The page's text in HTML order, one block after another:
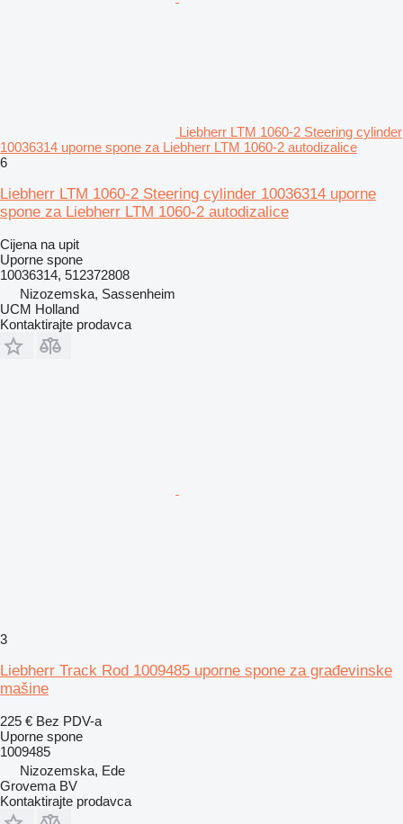
Liebherr LTM 1060-2 Steering cylinder
10036314 uporne spone za Liebherr LTM 1060-2 autodizalice
6
Liebherr LTM 1060-2 Steering cylinder 10036314 uporne
spone za Liebherr LTM 1060-2 autodizalice
Cijena na upit
Uporne spone
10036314, 512372808
Nizozemska, Sassenheim
UCM Holland
Kontaktirajte prodavca
3
Liebherr Track Rod 1009485 uporne spone za građevinske
mašine
225 € Bez PDV-a
Uporne spone
1009485
Nizozemska, Ede
Grovema BV
Kontaktirajte prodavca